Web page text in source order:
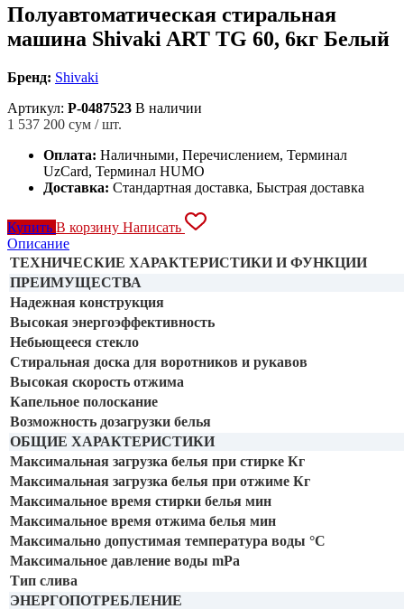
Полуавтоматическая стиральная
машина Shivaki ART TG 60, 6кг Белый
Бренд: Shivaki
Артикул: P-0487523 В наличии
1 537 200 сум / шт.
Оплата: Наличными, Перечислением, Терминал
UzCard, Терминал HUMO
Доставка: Стандартная доставка, Быстрая доставка
Купить В корзину Написать
Описание
ТЕХНИЧЕСКИЕ ХАРАКТЕРИСТИКИ И ФУНКЦИИ
ПРЕИМУЩЕСТВА
Надежная конструкция
Высокая энергоэффективность
Небьющееся стекло
Стиральная доска для воротников и рукавов
Высокая скорость отжима
Капельное полоскание
Возможность дозагрузки белья
ОБЩИЕ ХАРАКТЕРИСТИКИ
Максимальная загрузка белья при стирке Кг
Максимальная загрузка белья при отжиме Кг
Максимальное время стирки белья мин
Максимальное время отжима белья мин
Максимально допустимая температура воды °С
Максимальное давление воды mPa
Тип слива
ЭНЕРГОПОТРЕБЛЕНИЕ